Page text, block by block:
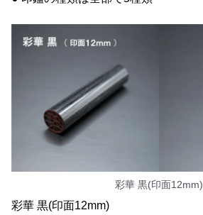
彩華 黒(印面12mm)
彩華 黒(印面12mm)